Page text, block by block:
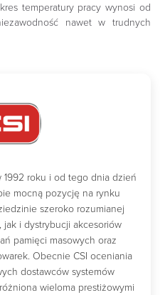
temperatury pracy wynosi od
nawet w trudnych
1992 roku i od tego dnia dzień
mocną pozycję na rynku
szeroko rozumianej
jak i dystrybucji akcesoriów
pamięci masowych oraz
Obecnie CSI oceniania
dostawców systemów
wieloma prestiżowymi